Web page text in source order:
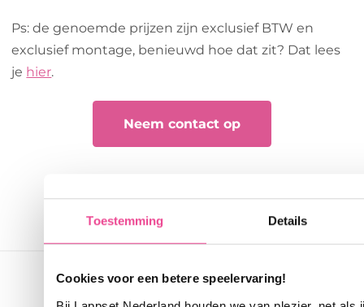
Toestemming Details
Cookies voor een betere speelervaring!
Ps: de genoemde prijzen zijn exclusief BTW en
exclusief montage, benieuwd hoe dat zit? Dat lees
je hier.
Neem contact op